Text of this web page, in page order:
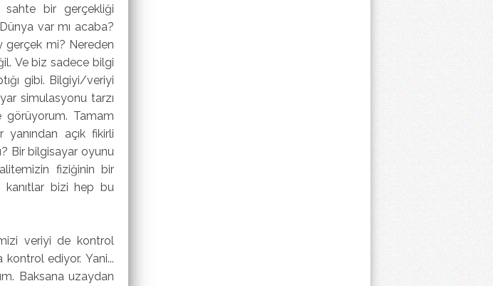
sahte bir gerçekliği
var mı acaba?
gerçek mi? Nereden
Ve biz sadece bilgi
gibi. Bilgiyi/veriyi
simulasyonu tarzı
görüyorum. Tamam
açık fikirli
Bir bilgisayar oyunu
fiziğinin bir
kanıtlar bizi hep bu
veriyi de kontrol
kontrol ediyor. Yani...
Baksana uzaydan